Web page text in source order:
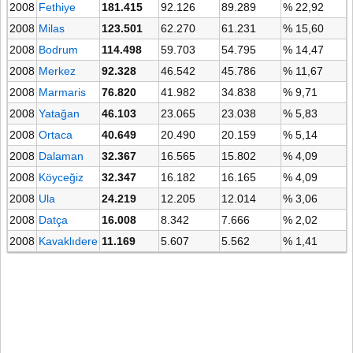
2008 Fethiye 181.415 92.126 89.289
% 22,92
2008 Milas 123.501 62.270 61.231
% 15,60
2008 Bodrum 114.498 59.703 54.795
% 14,47
2008 Merkez 92.328 46.542 45.786
% 11,67
2008 Marmaris 76.820 41.982 34.838
% 9,71
2008 Yatağan 46.103 23.065 23.038
% 5,83
2008 Ortaca 40.649 20.490 20.159
% 5,14
2008 Dalaman 32.367 16.565 15.802
% 4,09
2008 Köyceğiz 32.347 16.182 16.165
% 4,09
2008 Ula 24.219 12.205 12.014
% 3,06
2008 Datça 16.008 8.342 7.666
% 2,02
2008 Kavaklıdere 11.169 5.607 5.562 % 1,41